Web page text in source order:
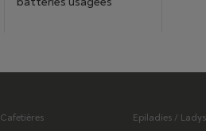
Cafetières
Epiladies /